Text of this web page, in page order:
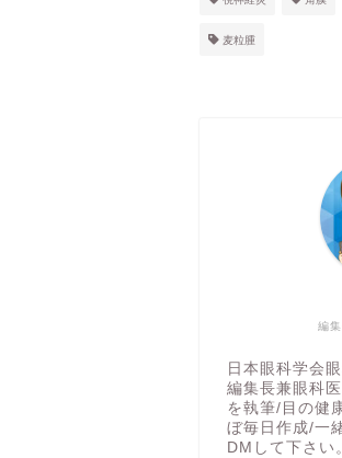
麦粒腫
編
日本眼科学会
編集長兼眼科
を執筆/目の健
ぼ毎日作成/一
DMして下さい